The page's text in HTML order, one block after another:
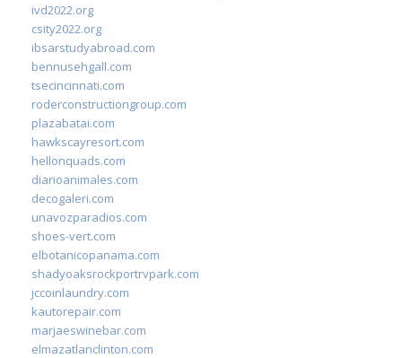
ivd2022.org
csity2022.org
ibsarstudyabroad.com
bennusehgall.com
tsecincinnati.com
roderconstructiongroup.com
plazabatai.com
hawkscayresort.com
hellonquads.com
diarioanimales.com
decogaleri.com
unavozparadios.com
shoes-vert.com
elbotanicopanama.com
shadyoaksrockportrvpark.com
jccoinlaundry.com
kautorepair.com
marjaeswinebar.com
elmazatlanclinton.com